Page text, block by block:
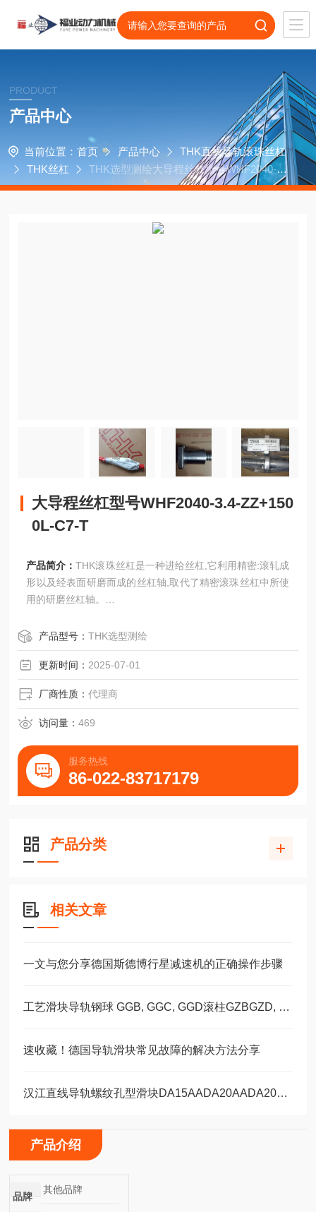
PRODUCT
产品中心
当前位置： 首页 产品中心
THK直线导轨滚珠丝杠
THK丝杠
THK选型测绘大导程丝杠型号WHF2040-3.
4-ZZ+1500L-C7-T
大导程丝杠型号WHF2040-3.4-ZZ+150
0L-C7-T
产品简介：THK滚珠丝杠是一种进给丝杠,它利用精密:滚轧成
形以及经表面研磨而成的丝杠轴,取代了精密滚珠丝杠中所使
用的研磨丝杠轴。
产品型号：THK选型测绘
更新时间： 2025-07-01
厂商性质：代理商
访问量：469
服务热线
86-022-83717179
产品分类
相关文章
一文与您分享德国斯德博行星减速机的正确操作步骤
工艺滑块导轨钢球 GGB, GGC, GGD滚柱GZBGZD, GZV，GGBC/GZBC
速收藏！德国导轨滑块常见故障的解决方法分享
汉江直线导轨螺纹孔型滑块DA15AADA20AADA20AAL
产品介绍
品牌
其他品牌